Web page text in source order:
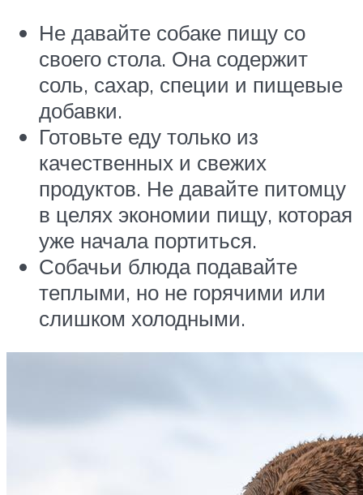
Не давайте собаке пищу со
своего стола. Она содержит
соль, сахар, специи и пищевые
добавки.
Готовьте еду только из
качественных и свежих
продуктов. Не давайте питомцу
в целях экономии пищу, которая
уже начала портиться.
Собачьи блюда подавайте
теплыми, но не горячими или
слишком холодными.